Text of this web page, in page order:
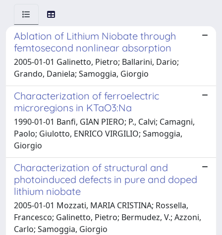
Ablation of Lithium Niobate through
femtosecond nonlinear absorption
2005-01-01 Galinetto, Pietro; Ballarini, Dario;
Grando, Daniela; Samoggia, Giorgio
Characterization of ferroelectric
microregions in KTaO3:Na
1990-01-01 Banfi, GIAN PIERO; P., Calvi; Camagni,
Paolo; Giulotto, ENRICO VIRGILIO; Samoggia,
Giorgio
Characterization of structural and
photoinduced defects in pure and doped
lithium niobate
2005-01-01 Mozzati, MARIA CRISTINA; Rossella,
Francesco; Galinetto, Pietro; Bermudez, V.; Azzoni,
Carlo; Samoggia, Giorgio